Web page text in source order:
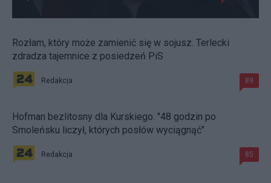
Rozłam, który może zamienić się w sojusz. Terlecki
zdradza tajemnice z posiedzeń PiS
Redakcja 89
Hofman bezlitosny dla Kurskiego. "48 godzin po
Smoleńsku liczył, których posłów wyciągnąć"
Redakcja 85